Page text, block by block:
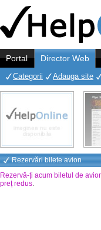
Portal Director Web
Categorii Adauga site
Rezervări bilete avion
Rezervă-ți acum biletul de
preț redus.